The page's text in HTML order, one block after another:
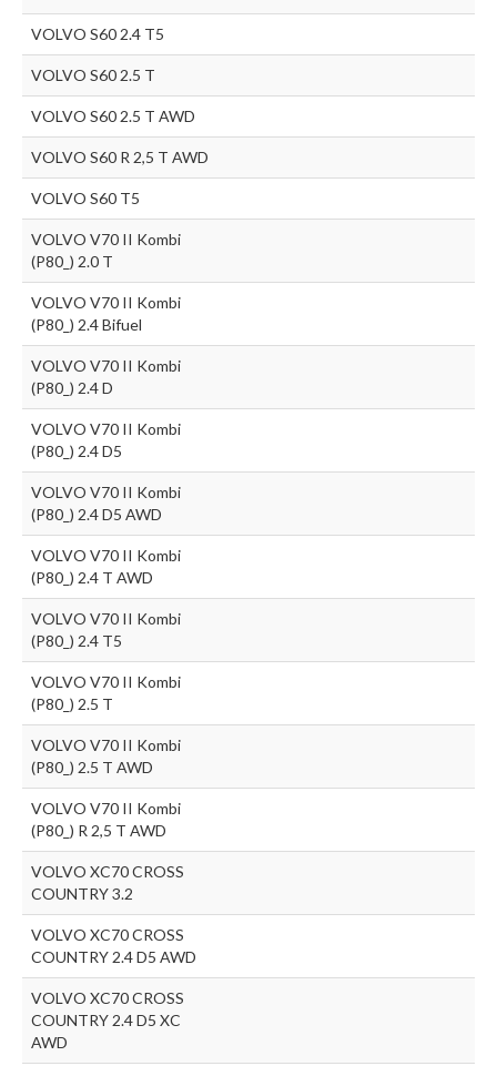
VOLVO S60 2.4 T5
VOLVO S60 2.5 T
VOLVO S60 2.5 T AWD
VOLVO S60 R 2,5 T AWD
VOLVO S60 T5
VOLVO V70 II Kombi
(P80_) 2.0 T
VOLVO V70 II Kombi
(P80_) 2.4 Bifuel
VOLVO V70 II Kombi
(P80_) 2.4 D
VOLVO V70 II Kombi
(P80_) 2.4 D5
VOLVO V70 II Kombi
(P80_) 2.4 D5 AWD
VOLVO V70 II Kombi
(P80_) 2.4 T AWD
VOLVO V70 II Kombi
(P80_) 2.4 T5
VOLVO V70 II Kombi
(P80_) 2.5 T
VOLVO V70 II Kombi
(P80_) 2.5 T AWD
VOLVO V70 II Kombi
(P80_) R 2,5 T AWD
VOLVO XC70 CROSS
COUNTRY 3.2
VOLVO XC70 CROSS
COUNTRY 2.4 D5 AWD
VOLVO XC70 CROSS
COUNTRY 2.4 D5 XC
AWD